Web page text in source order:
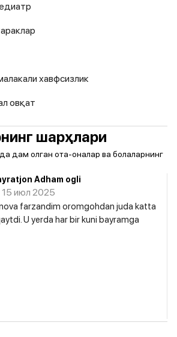
хавфсизлик
овқат
шарҳлари
дам олган ота-оналар ва болаларнинг
Adham ogli
15 июл 2025
farzandim oromgohdan juda katta
U yerda har bir kuni bayramga